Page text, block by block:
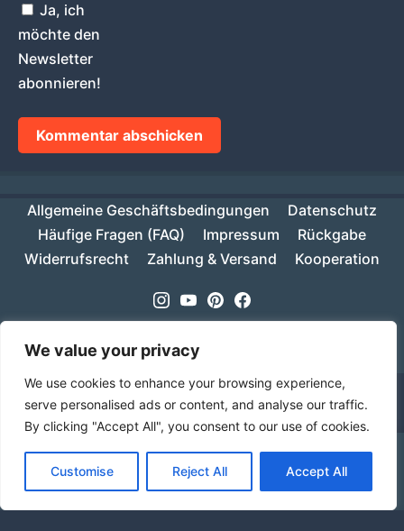
We value your privacy
We use cookies to enhance your browsing experience,
serve personalised ads or content, and analyse our traffic.
By clicking "Accept All", you consent to our use of cookies.
Customise Reject All Accept All
Ab einem Warenwert von 70€ ist deine Bestellung
innerhalb Deutschlands versandkostenfrei!Verwerfen
Ja, ich
möchte den
Newsletter
abonnieren!
Allgemeine Geschäftsbedingungen
Datenschutz
Häufige Fragen (FAQ)
Impressum
Rückgabe
Widerrufsrecht
Zahlung & Versand Kooperation
Instagram
YoutubePinterestFacebook
Sprache